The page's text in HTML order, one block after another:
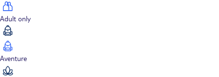
Adult only
Aventure